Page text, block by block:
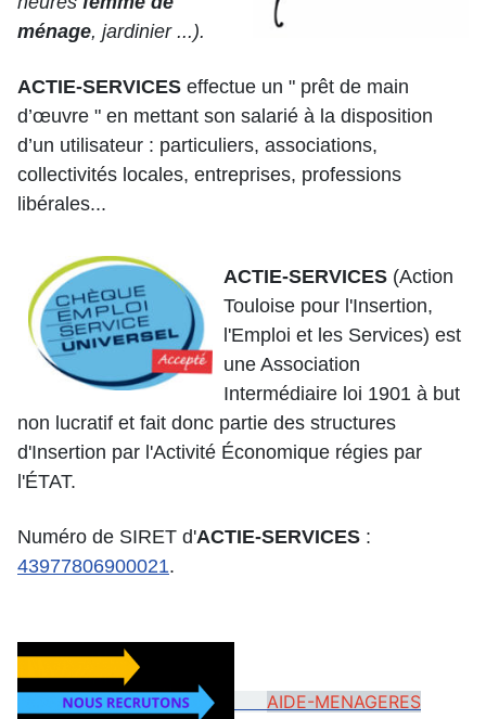
ménage, jardinier ...).
ACTIE-SERVICES effectue un " prêt de main
d’œuvre " en mettant son salarié à la disposition
d’un utilisateur : particuliers, associations,
collectivités locales, entreprises, professions
libérales...
ACTIE-SERVICES (Action
Touloise pour l'Insertion,
l'Emploi et les Services) est
une Association
Intermédiaire loi 1901 à but
non lucratif et fait donc partie des structures
d'Insertion par l'Activité Économique régies par
l'ÉTAT.
Numéro de SIRET d'ACTIE-SERVICES :
43977806900021.
AIDE-MENAGERES